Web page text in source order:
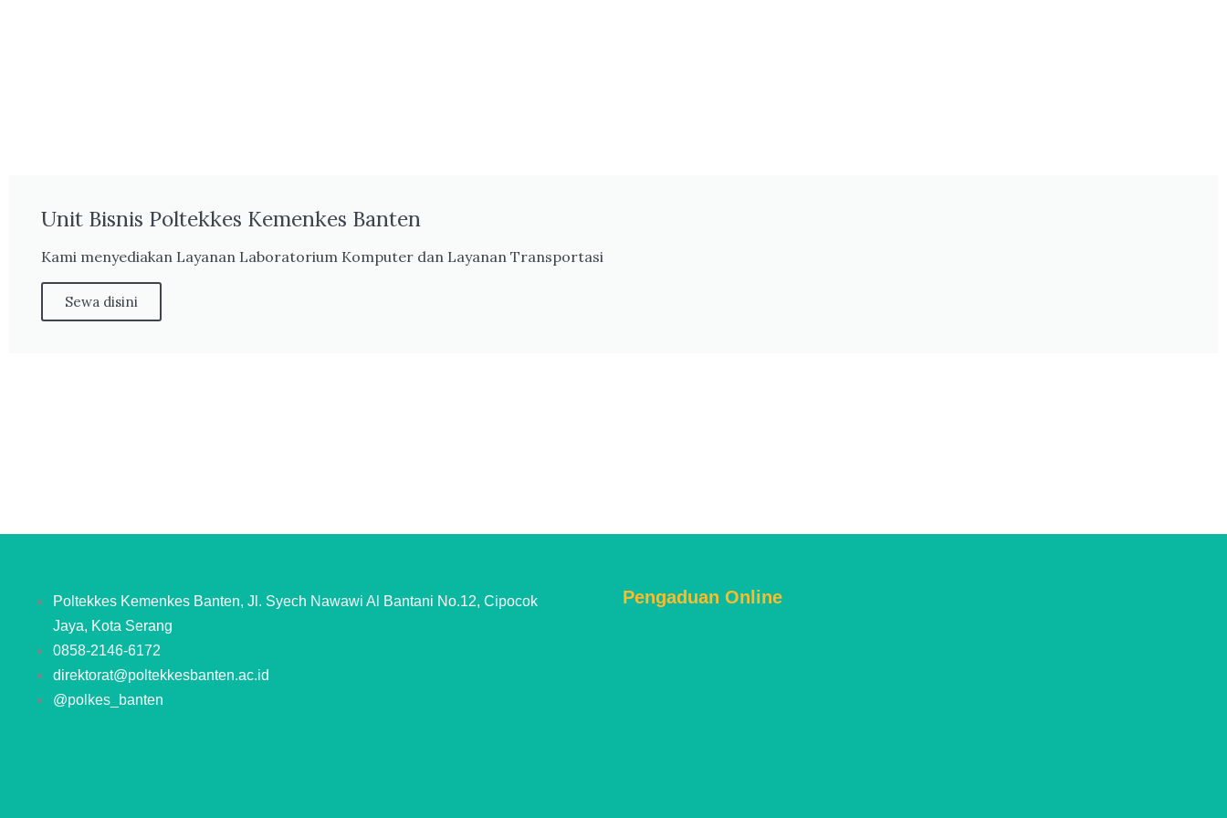
Unit Bisnis Poltekkes Kemenkes Banten
Kami menyediakan Layanan Laboratorium Komputer dan Layanan Transportasi
Sewa disini
Poltekkes Kemenkes Banten, Jl. Syech Nawawi Al Bantani No.12, Cipocok
Jaya, Kota Serang
0858-2146-6172
direktorat@poltekkesbanten.ac.id
@polkes_banten
Pengaduan Online